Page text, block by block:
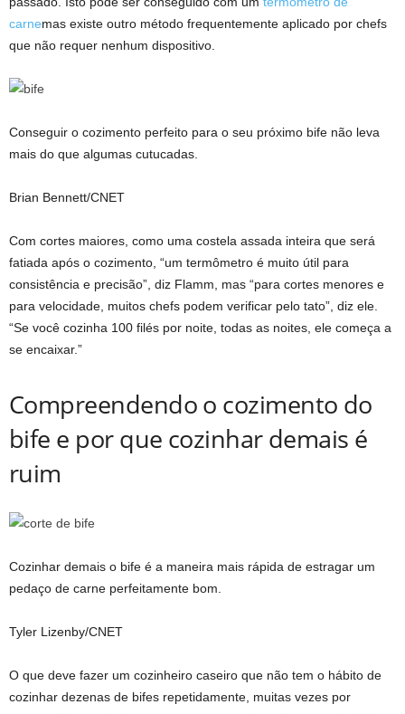
carnemas existe outro método frequentemente aplicado por chefs
que não requer nenhum dispositivo.
Conseguir o cozimento perfeito para o seu próximo bife não leva
mais do que algumas cutucadas.
Brian Bennett/CNET
Com cortes maiores, como uma costela assada inteira que será
fatiada após o cozimento, “um termômetro é muito útil para
consistência e precisão”, diz Flamm, mas “para cortes menores e
para velocidade, muitos chefs podem verificar pelo tato”, diz ele.
“Se você cozinha 100 filés por noite, todas as noites, ele começa a
se encaixar.”
Compreendendo o cozimento do
bife e por que cozinhar demais é
ruim
Cozinhar demais o bife é a maneira mais rápida de estragar um
pedaço de carne perfeitamente bom.
Tyler Lizenby/CNET
O que deve fazer um cozinheiro caseiro que não tem o hábito de
cozinhar dezenas de bifes repetidamente, muitas vezes por